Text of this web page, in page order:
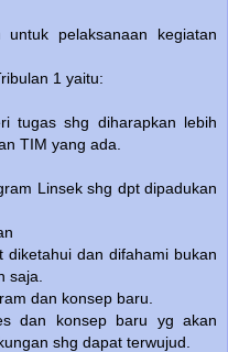
pelaksanaan kegiatan
1 yaitu:
tugas shg diharapkan lebih
TIM yang ada.
Linsek shg dpt dipadukan
dan difahami bukan
saja.
dan konsep baru.
dan konsep baru yg akan
shg dapat terwujud.